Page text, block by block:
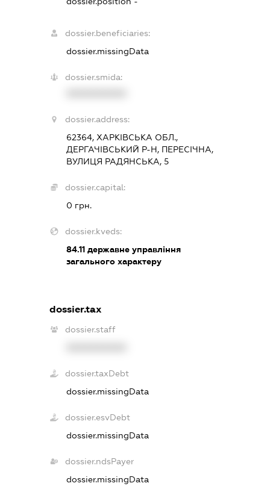
dossier.beneficiaries:
dossier.missingData
dossier.smida:
dossier.address:
62364, ХАРКІВСЬКА ОБЛ.,
ДЕРГАЧІВСЬКИЙ Р-Н, ПЕРЕСІЧНА,
ВУЛИЦЯ РАДЯНСЬКА, 5
dossier.capital:
0 грн.
dossier.kveds:
84.11державне управління
загального характеру
dossier.tax
dossier.staff
dossier.taxDebt
dossier.missingData
dossier.esvDebt
dossier.missingData
dossier.ndsPayer
dossier.missingData